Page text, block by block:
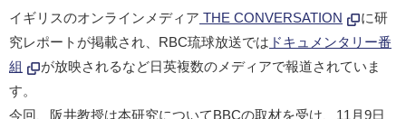
イギリスのオンラインメディア THE CONVERSATION
に研
究レポートが掲載され、RBC琉球放送では ドキュメンタリー番
組
が放映されるなど日英複数のメディアで報道されていま
す。
今回、阪井教授は本研究についてBBCの取材を受け、11月9日